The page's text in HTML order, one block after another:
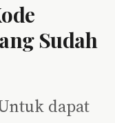
Sudah
dapat